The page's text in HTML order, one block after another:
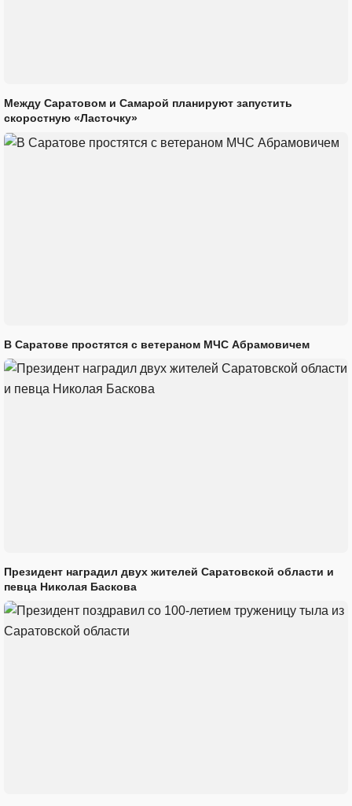
Между Саратовом и Самарой планируют запустить
скоростную «Ласточку»
В Саратове простятся с ветераном МЧС Абрамовичем
Президент наградил двух жителей Саратовской области и
певца Николая Баскова